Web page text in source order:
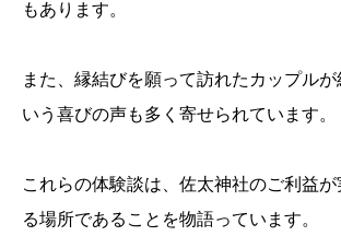
もあります。
また、縁結びを願って訪れたカップルが
いう喜びの声も多く寄せられています。
これらの体験談は、佐太神社のご利益
る場所であることを物語っています。